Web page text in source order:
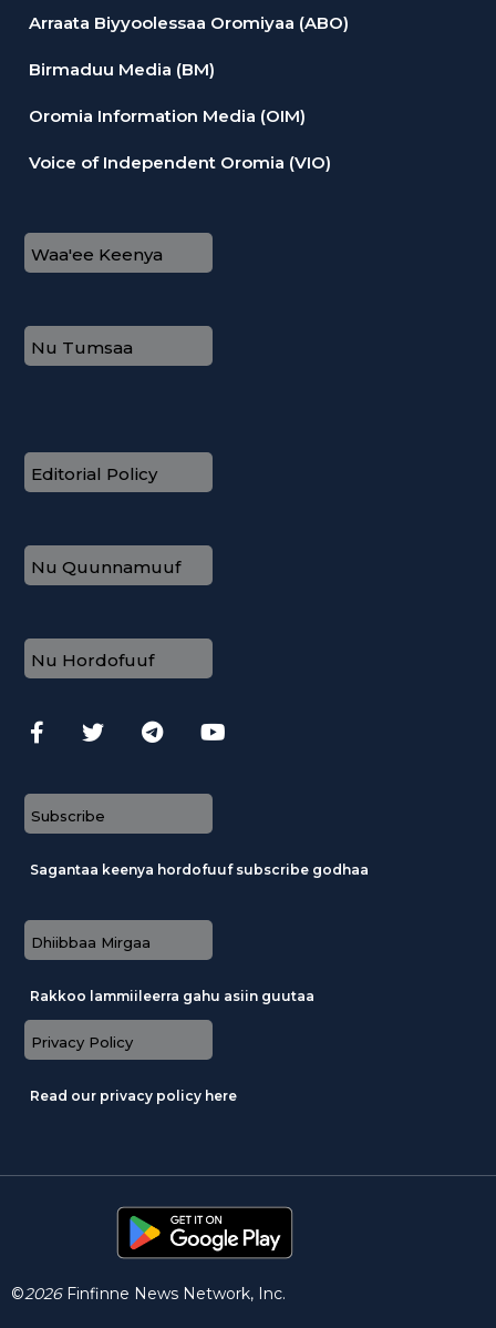
Arraata Biyyoolessaa Oromiyaa (ABO)
Birmaduu Media (BM)
Oromia Information Media (OIM)
Voice of Independent Oromia (VIO)
Waa'ee Keenya
Nu Tumsaa
Editorial Policy
Nu Quunnamuuf
Nu Hordofuuf
Subscribe
Sagantaa keenya hordofuuf subscribe godhaa
Dhiibbaa Mirgaa
Rakkoo lammiileerra gahu asiin guutaa
Privacy Policy
Read our privacy policy here
©2026 Finfinne News Network, Inc.